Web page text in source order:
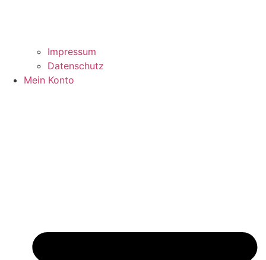
Impressum
Datenschutz
Mein Konto